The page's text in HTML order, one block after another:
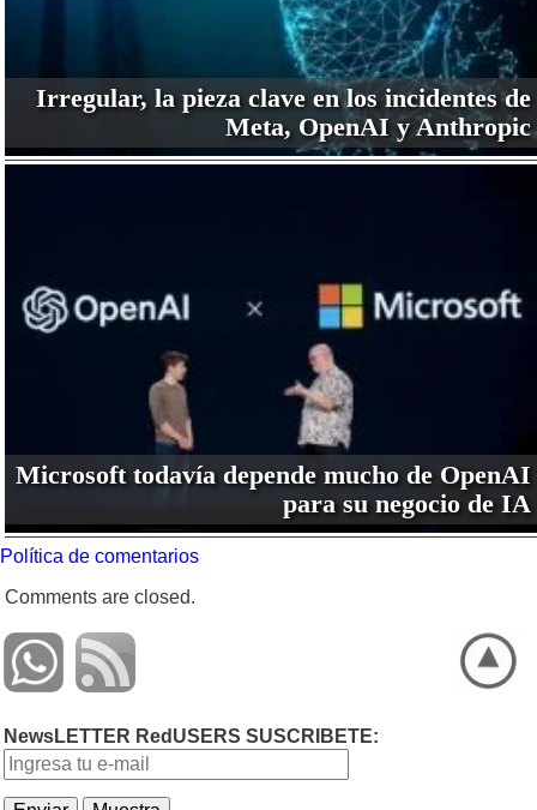
Irregular, la pieza clave en los incidentes de
Meta, OpenAI y Anthropic
Microsoft todavía depende mucho de OpenAI
para su negocio de IA
Política de comentarios
Comments are closed.
NewsLETTER RedUSERS SUSCRIBETE: